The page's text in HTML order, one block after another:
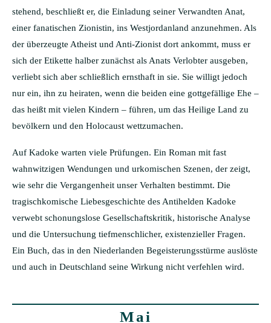
stehend, beschließt er, die Einladung seiner Verwandten Anat,
einer fanatischen Zionistin, ins Westjordanland anzunehmen. Als
der überzeugte Atheist und Anti-Zionist dort ankommt, muss er
sich der Etikette halber zunächst als Anats Verlobter ausgeben,
verliebt sich aber schließlich ernsthaft in sie. Sie willigt jedoch
nur ein, ihn zu heiraten, wenn die beiden eine gottgefällige Ehe –
das heißt mit vielen Kindern – führen, um das Heilige Land zu
bevölkern und den Holocaust wettzumachen.
Auf Kadoke warten viele Prüfungen. Ein Roman mit fast
wahnwitzigen Wendungen und urkomischen Szenen, der zeigt,
wie sehr die Vergangenheit unser Verhalten bestimmt. Die
tragischkomische Liebesgeschichte des Antihelden Kadoke
verwebt schonungslose Gesellschaftskritik, historische Analyse
und die Untersuchung tiefmenschlicher, existenzieller Fragen.
Ein Buch, das in den Niederlanden Begeisterungsstürme auslöste
und auch in Deutschland seine Wirkung nicht verfehlen wird.
Mai